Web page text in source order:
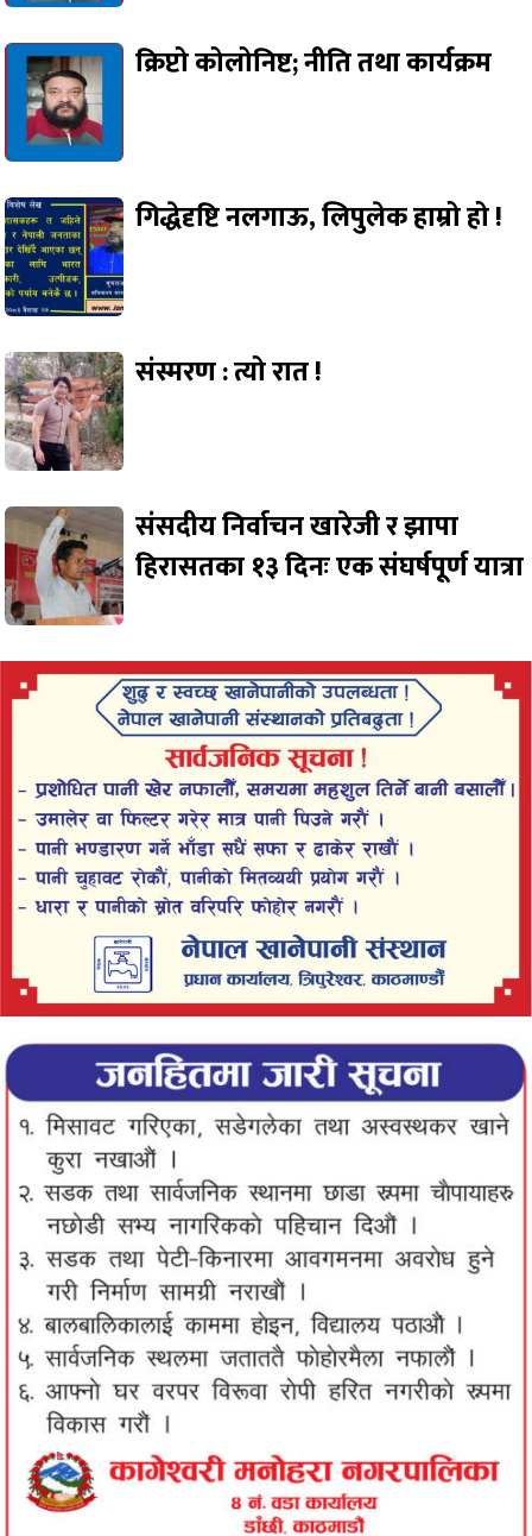
क्रिप्टो कोलोनिष्ट; नीति तथा कार्यक्रम
गिद्धेदृष्टि नलगाऊ, लिपुलेक हाम्रो हो !
संस्मरण : त्यो रात !
संसदीय निर्वाचन खारेजी र झापा
हिरासतका १३ दिनः एक संघर्षपूर्ण यात्रा